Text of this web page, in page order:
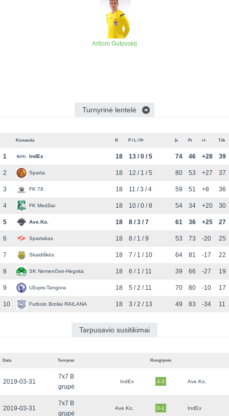
Artiom Gutovskij
Turnyrinė lentelė
Komanda R P / L / Pr Įv Pr +/- Tšk
1 IndEx 18 13 / 0 / 5 74 46 +28 39
2 Sparta 18 12 / 1 / 5 80 53 +27 37
3 FK 78 18 11 / 3 / 4 59 51 +8 36
4 FK Medžiai 18 10 / 0 / 8 54 34 +20 30
5 Ave.Ko. 18 8 / 3 / 7 61 36 +25 27
6 Spartakas 18 8 / 1 / 9 53 73 -20 25
7 Skaidiškės 18 7 / 1 / 10 64 81 -17 22
8 SK Nemenčinė-Hegvita 18 6 / 1 / 11 39 66 -27 19
9 Užupis-Tangora 18 5 / 2 / 11 70 80 -10 17
10 Futbolo Broliai RAILANA 18 3 / 2 / 13 49 83 -34 11
Tarpusavio susitikimai
Data Turnyras Rungtynės
2019-03-31
7x7 B
grupė
IndEx 4-3 Ave.Ko.
2019-03-31
7x7 B
grupė
Ave.Ko. 0-1 IndEx